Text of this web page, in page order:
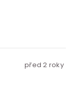
před 2 roky